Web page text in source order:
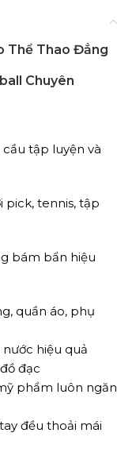
Thể Thao Đẳng
Chuyên
tập luyện và
pick, tennis, tập
bám bẩn hiệu
quần áo, phụ
hiệu quả
đạc
phẩm luôn ngăn
đều thoải mái